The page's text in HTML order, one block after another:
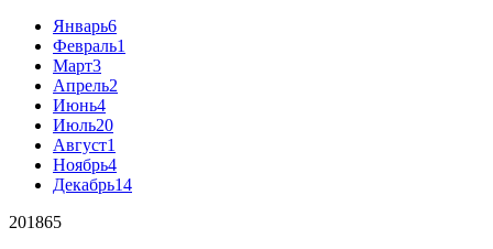
Январь6
Февраль1
Март3
Апрель2
Июнь4
Июль20
Август1
Ноябрь4
Декабрь14
201865